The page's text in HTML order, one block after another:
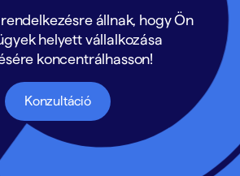
állnak, hogy Ön
helyett vállalkozása
koncentrálhasson!
Konzultáció